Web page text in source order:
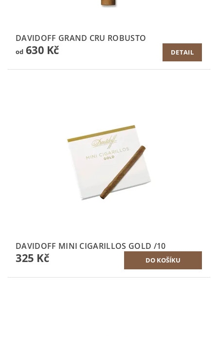
DAVIDOFF GRAND CRU ROBUSTO
od630 Kč DETAIL
DAVIDOFF MINI CIGARILLOS GOLD /10
325 Kč